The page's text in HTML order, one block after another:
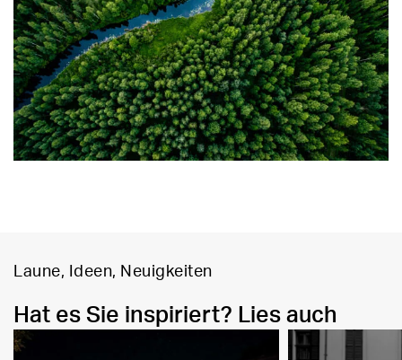
Laune, Ideen, Neuigkeiten
Hat es Sie inspiriert? Lies auch